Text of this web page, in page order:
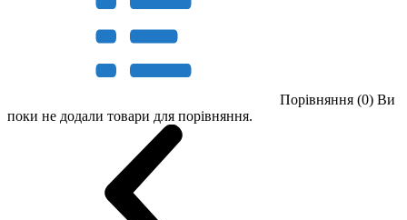
Порівняння (0) Ви
поки не додали товари для порівняння.